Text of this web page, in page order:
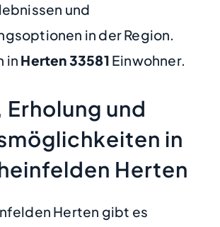
und
in der Region.
in Herten33581 Einwohner.
Erholung und
in
Herten
Herten gibt es